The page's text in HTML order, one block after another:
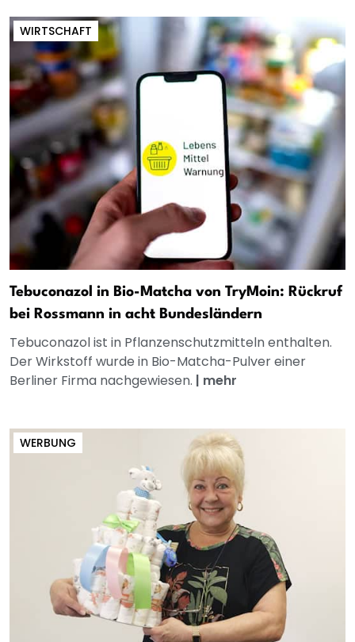
WIRTSCHAFT
Tebuconazol in Bio-Matcha von TryMoin: Rückruf
bei Rossmann in acht Bundesländern
Tebuconazol ist in Pflanzenschutzmitteln enthalten.
Der Wirkstoff wurde in Bio-Matcha-Pulver einer
Berliner Firma nachgewiesen. | mehr
WERBUNG